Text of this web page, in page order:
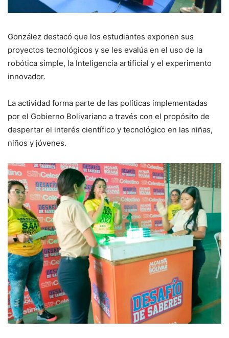
González destacó que los estudiantes exponen sus
proyectos tecnológicos y se les evalúa en el uso de la
robótica simple, la Inteligencia artificial y el experimento
innovador.
La actividad forma parte de las políticas implementadas
por el Gobierno Bolivariano a través con el propósito de
despertar el interés científico y tecnológico en las niñas,
niños y jóvenes.